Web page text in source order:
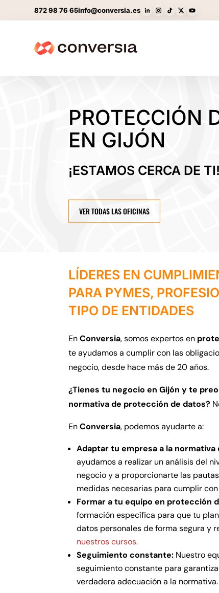
872 98 76 65info@conversia.es
PROTECCIÓN
EN GIJÓN
¡ESTAMOS CERCA DE TI!
VER TODAS LAS OFICINAS
LÍDERES EN
PARA PYMES,
TIPO DE ENTIDADES
EnConversia,somos expertos en
te ayudamos a cumplir con las
negocio,desde hace más de 20 años.
¿Tienes tu negocio en Gijón y te
normativa de protección de datos?
EnConversia, podemos ayudarte a:
Adaptar tu empresa a la
ayudamos a realizar un análisis del
negocio y a proporcionarte las
medidas necesarias para cumplir
Formar a tu equipo en protección
formación específica para que tu
datos personales de forma segura y
nuestros cursos.
Seguimiento constante: Nuestro
seguimiento constante para
verdadera adecuación a la normativa.